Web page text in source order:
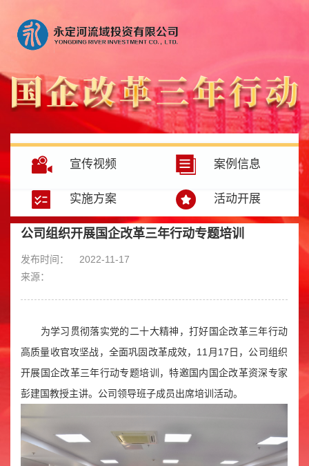
宣传视频 案例信息
实施方案 活动开展
公司组织开展国企改革三年行动专题培训
发布时间：
2022-11-17
来源：
为学习贯彻落实党的二十大精神，打好国企改革三年行动
高质量收官攻坚战，全面巩固改革成效，11月17日，公司组织
开展国企改革三年行动专题培训，特邀国内国企改革资深专家
彭建国教授主讲。公司领导班子成员出席培训活动。